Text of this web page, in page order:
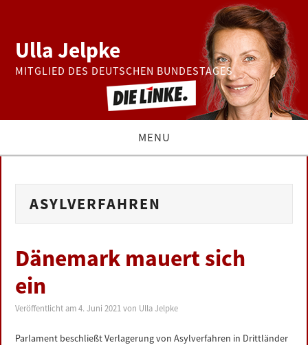
Ulla Jelpke
MITGLIED DES DEUTSCHEN BUNDESTAGES
MENU
BUNDESTAG
ZUR PERSON
ASYLVERFAHREN
Dänemark mauert sich
ein
Veröffentlicht am4. Juni 2021 von Ulla Jelpke
Parlament beschließt Verlagerung von Asylverfahren in Drittländer